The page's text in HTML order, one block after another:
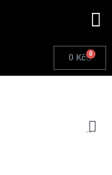
0 Kč 0Cart